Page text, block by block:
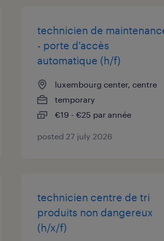
technicien de
- porte d'accès
automatique (h/f)
luxembourg center, centre
temporary
€19 - €25 par année
posted 27 july 2026
technicien centre de tri
produits non dangereux
(h/x/f)